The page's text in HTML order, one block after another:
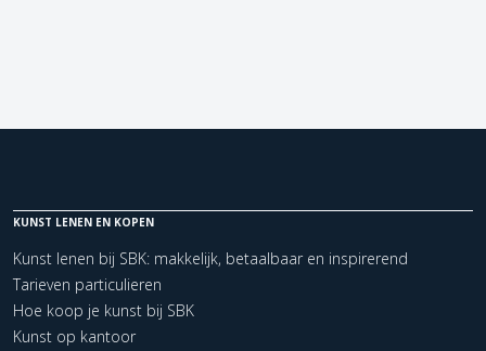
KUNST LENEN EN KOPEN
Kunst lenen bij SBK: makkelijk, betaalbaar en inspirerend
Tarieven particulieren
Hoe koop je kunst bij SBK
Kunst op kantoor